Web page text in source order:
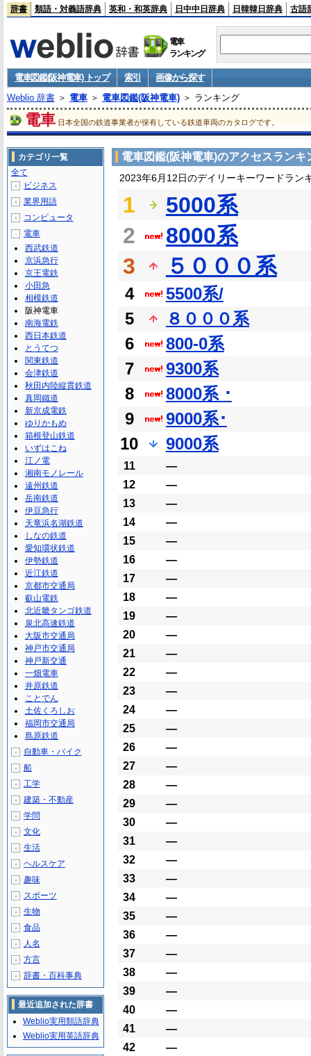
辞書 類語・対義語辞典 英和・和英辞典 日中中日辞典 日韓韓日辞典 古語
電車
ランキング
電車図鑑(阪神電車) トップ 索引
画像から探す
Weblio 辞書＞ 電車＞ 電車図鑑(阪神電車)＞ ランキング
電車 日本全国の鉄道事業者が保有している鉄道車両のカタログです。
電車図鑑(阪神電車)のアクセスランキ
2023年6月12日のデイリーキーワードラン
1
5000系
2
8000系
3
５０００系
4
5500系/
5
８０００系
6
800-0系
7
9300系
8
8000系 ･
9
9000系･
10
9000系
11
―
12
―
13
―
14
―
15
―
16
―
17
―
18
―
19
―
20
―
21
―
22
―
23
―
24
―
25
―
26
―
27
―
28
―
29
―
30
―
31
―
32
―
33
―
34
―
35
―
36
―
37
―
38
―
39
―
40
―
41
―
42
―
カテゴリ一覧
全て
＋ ビジネス
＋ 業界用語
＋ コンピュータ
－
電車
西武鉄道
京浜急行
京王電鉄
小田急
相模鉄道
阪神電車
南海電鉄
西日本鉄道
とうてつ
関東鉄道
会津鉄道
秋田内陸縦貫鉄道
真岡鐵道
新京成電鉄
ゆりかもめ
箱根登山鉄道
いずはこね
江ノ電
湘南モノレール
遠州鉄道
岳南鉄道
伊豆急行
天竜浜名湖鉄道
しなの鉄道
愛知環状鉄道
伊勢鉄道
近江鉄道
京都市交通局
叡山電鉄
北近畿タンゴ鉄道
泉北高速鉄道
大阪市交通局
神戸市交通局
神戸新交通
一畑電車
井原鉄道
ことでん
土佐くろしお
福岡市交通局
島原鉄道
＋ 自動車・バイク
＋ 船
＋ 工学
＋ 建築・不動産
＋ 学問
＋ 文化
＋ 生活
＋ ヘルスケア
＋ 趣味
＋ スポーツ
＋ 生物
＋ 食品
＋ 人名
＋ 方言
＋ 辞書・百科事典
最近追加された辞書
Weblio実用類語辞典
Weblio実用英語辞典